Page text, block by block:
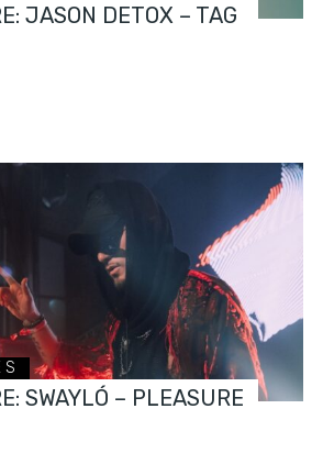
JASON DETOX – TAG
SWAYLÓ – PLEASURE